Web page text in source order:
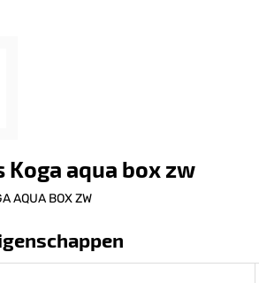
Koga aqua box zw
AQUA BOX ZW